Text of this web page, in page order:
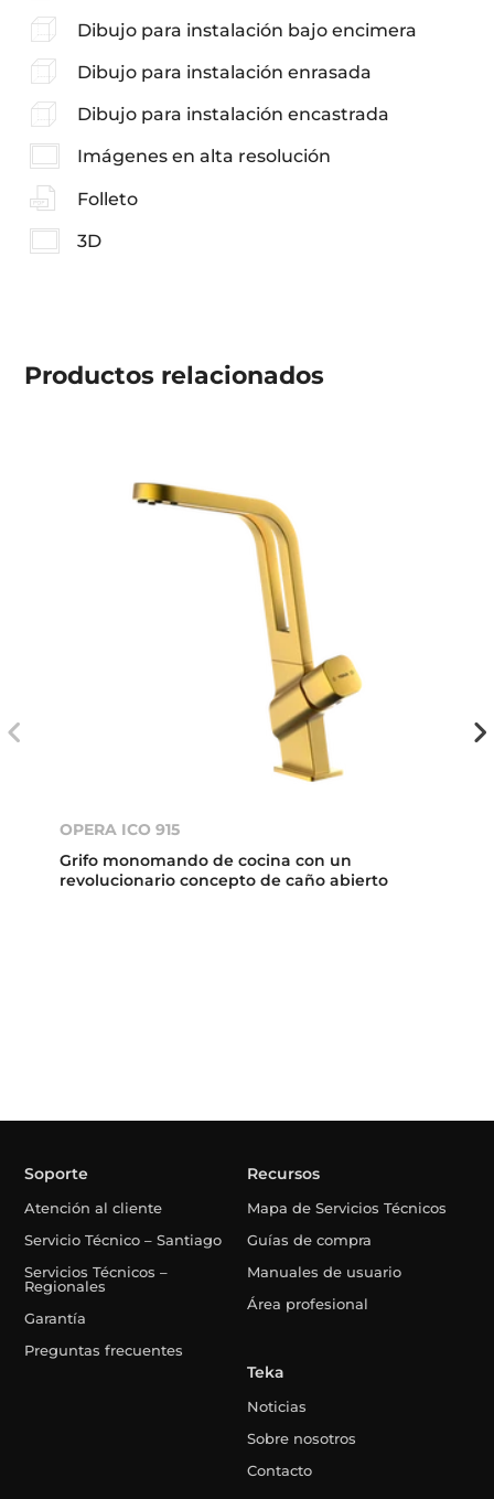
Dibujo para instalación bajo encimera
Dibujo para instalación enrasada
Dibujo para instalación encastrada
Imágenes en alta resolución
Folleto
3D
Productos relacionados
OPERA ICO 915
Grifo monomando de cocina con un
revolucionario concepto de caño abierto
Soporte
Atención al cliente
Servicio Técnico – Santiago
Servicios Técnicos –
Regionales
Garantía
Preguntas frecuentes
Recursos
Mapa de Servicios Técnicos
Guías de compra
Manuales de usuario
Área profesional
Teka
Noticias
Sobre nosotros
Contacto